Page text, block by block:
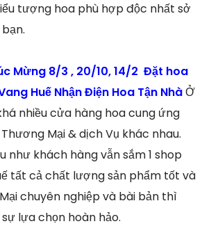
tượng hoa phù hợp độc nhất sở
Mừng 8/3 , 20/10, 14/2 Đặt hoa
Huế Nhận Điện Hoa Tận NhàỞ
nhiều cửa hàng hoa cung ứng
Mại & dịch Vụ khác nhau.
như khách hàng vẫn sắm 1 shop
tất cả chất lượng sản phẩm tốt và
chuyên nghiệp và bài bản thì
sự lựa chọn hoàn hảo.